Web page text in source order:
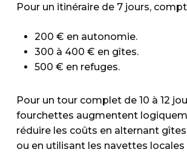
Pour un itinéraire de 7 jours,
200 € en autonomie.
300 à 400 € en gîtes.
500 € en refuges.
Pour un tour complet de 10 à 12
fourchettes augmentent
réduire les coûts en alternant
ou en utilisant les navettes